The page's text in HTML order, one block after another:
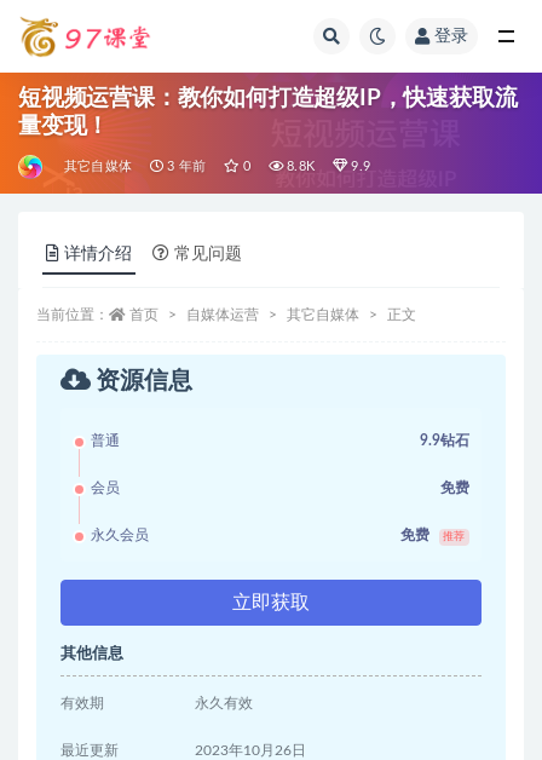
登录
短视频运营课：教你如何打造超级IP，快速获取流
量变现！
其它自媒体 3 年前 0 8.8K 9.9
详情介绍 常见问题
当前位置： 首页 自媒体运营 其它自媒体 正文
资源信息
普通 9.9钻石
会员 免费
永久会员 免费 推荐
立即获取
其他信息
有效期 永久有效
最近更新 2023年10月26日